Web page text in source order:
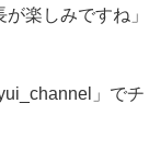
楽しみですね」
」でチ